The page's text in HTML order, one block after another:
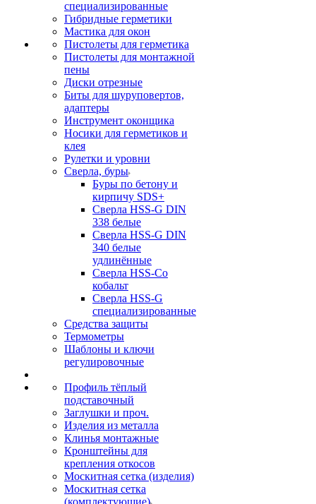
специализированные
Гибридные герметики
Мастика для окон
Пистолеты для герметика
Пистолеты для монтажной
пены
Диски отрезные
Биты для шуруповертов,
адаптеры
Инструмент оконщика
Носики для герметиков и
клея
Рулетки и уровни
Сверла, буры
Буры по бетону и
кирпичу SDS+
Сверла HSS-G DIN
338 белые
Сверла HSS-G DIN
340 белые
удлинённые
Сверла HSS-Co
кобальт
Сверла HSS-G
специализированные
Средства защиты
Термометры
Шаблоны и ключи
регулировочные
Профиль тёплый
подставочный
Заглушки и проч.
Изделия из металла
Клинья монтажные
Кронштейны для
крепления откосов
Москитная сетка (изделия)
Москитная сетка
(комплектующие)